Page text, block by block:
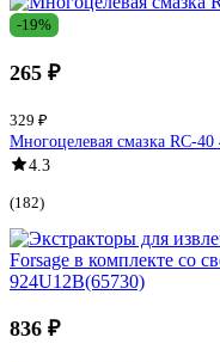
-19%
265 ₽
329 ₽
Многоцелевая смазка RC-
4.3
(182)
836 ₽